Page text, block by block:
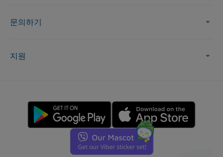
문의하기
지원